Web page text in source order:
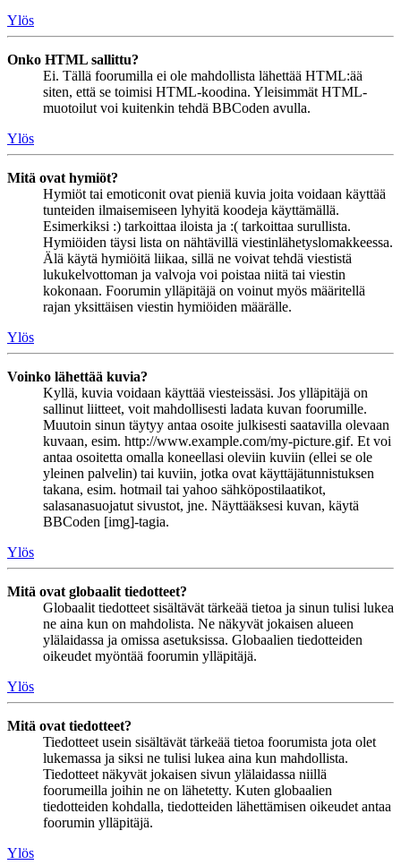
Ylös
Onko HTML sallittu?
Ei. Tällä foorumilla ei ole mahdollista lähettää HTML:ää
siten, että se toimisi HTML-koodina. Yleisimmät HTML-
muotoilut voi kuitenkin tehdä BBCoden avulla.
Ylös
Mitä ovat hymiöt?
Hymiöt tai emoticonit ovat pieniä kuvia joita voidaan käyttää
tunteiden ilmaisemiseen lyhyitä koodeja käyttämällä.
Esimerkiksi :) tarkoittaa iloista ja :( tarkoittaa surullista.
Hymiöiden täysi lista on nähtävillä viestinlähetyslomakkeessa.
Älä käytä hymiöitä liikaa, sillä ne voivat tehdä viestistä
lukukelvottoman ja valvoja voi poistaa niitä tai viestin
kokonaan. Foorumin ylläpitäjä on voinut myös määritellä
rajan yksittäisen viestin hymiöiden määrälle.
Ylös
Voinko lähettää kuvia?
Kyllä, kuvia voidaan käyttää viesteissäsi. Jos ylläpitäjä on
sallinut liitteet, voit mahdollisesti ladata kuvan foorumille.
Muutoin sinun täytyy antaa osoite julkisesti saatavilla olevaan
kuvaan, esim. http://www.example.com/my-picture.gif. Et voi
antaa osoitetta omalla koneellasi oleviin kuviin (ellei se ole
yleinen palvelin) tai kuviin, jotka ovat käyttäjätunnistuksen
takana, esim. hotmail tai yahoo sähköpostilaatikot,
salasanasuojatut sivustot, jne. Näyttääksesi kuvan, käytä
BBCoden [img]-tagia.
Ylös
Mitä ovat globaalit tiedotteet?
Globaalit tiedotteet sisältävät tärkeää tietoa ja sinun tulisi lukea
ne aina kun on mahdolista. Ne näkyvät jokaisen alueen
ylälaidassa ja omissa asetuksissa. Globaalien tiedotteiden
oikeudet myöntää foorumin ylläpitäjä.
Ylös
Mitä ovat tiedotteet?
Tiedotteet usein sisältävät tärkeää tietoa foorumista jota olet
lukemassa ja siksi ne tulisi lukea aina kun mahdollista.
Tiedotteet näkyvät jokaisen sivun ylälaidassa niillä
foorumeilla joihin ne on lähetetty. Kuten globaalien
tiedotteiden kohdalla, tiedotteiden lähettämisen oikeudet antaa
foorumin ylläpitäjä.
Ylös